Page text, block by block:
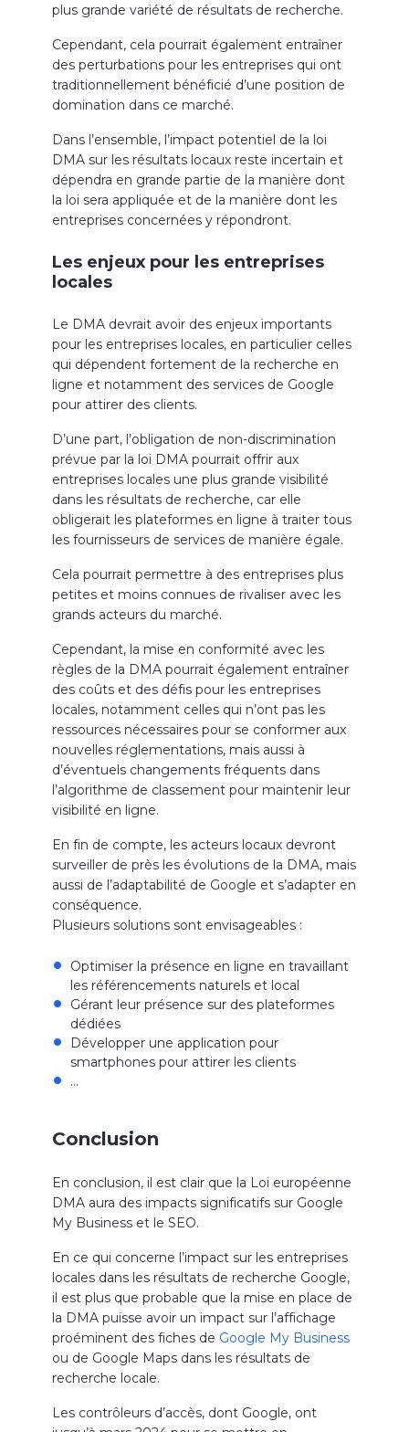
plus grande variété de résultats de recherche.
Cependant, cela pourrait également entraîner
des perturbations pour les entreprises qui ont
traditionnellement bénéficié d’une position de
domination dans ce marché.
Dans l’ensemble, l’impact potentiel de la loi
DMA sur les résultats locaux reste incertain et
dépendra en grande partie de la manière dont
la loi sera appliquée et de la manière dont les
entreprises concernées y répondront.
Les enjeux pour les entreprises
locales
Le DMA devrait avoir des enjeux importants
pour les entreprises locales, en particulier celles
qui dépendent fortement de la recherche en
ligne et notamment des services de Google
pour attirer des clients.
D’une part, l’obligation de non-discrimination
prévue par la loi DMA pourrait offrir aux
entreprises locales une plus grande visibilité
dans les résultats de recherche, car elle
obligerait les plateformes en ligne à traiter tous
les fournisseurs de services de manière égale.
Cela pourrait permettre à des entreprises plus
petites et moins connues de rivaliser avec les
grands acteurs du marché.
Cependant, la mise en conformité avec les
règles de la DMA pourrait également entraîner
des coûts et des défis pour les entreprises
locales, notamment celles qui n’ont pas les
ressources nécessaires pour se conformer aux
nouvelles réglementations, mais aussi à
d’éventuels changements fréquents dans
l’algorithme de classement pour maintenir leur
visibilité en ligne.
En fin de compte, les acteurs locaux devront
surveiller de près les évolutions de la DMA, mais
aussi de l’adaptabilité de Google et s’adapter en
conséquence.
Plusieurs solutions sont envisageables :
Optimiser la présence en ligne en travaillant
les référencements naturels et local
Gérant leur présence sur des plateformes
dédiées
Développer une application pour
smartphones pour attirer les clients
…
Conclusion
En conclusion, il est clair que la Loi européenne
DMA aura des impacts significatifs sur Google
My Business et le SEO.
En ce qui concerne l’impact sur les entreprises
locales dans les résultats de recherche Google,
il est plus que probable que la mise en place de
la DMA puisse avoir un impact sur l’affichage
proéminent des fiches de Google My Business
ou de Google Maps dans les résultats de
recherche locale.
Les contrôleurs d’accès, dont Google, ont